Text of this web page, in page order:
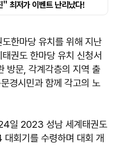
한마당 유치를 위해 지난
권도 한마당 유치 신청서
방문, 각계각층의 지역 출
문경시민과 함께 각고의 노
일 2023 성남 세계태권도
회기를 수령하며 대회 개